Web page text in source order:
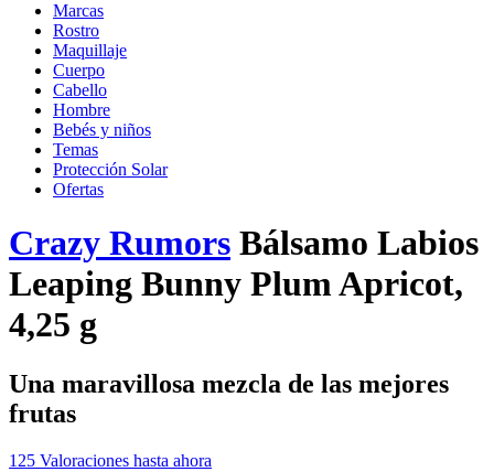
Marcas
Rostro
Maquillaje
Cuerpo
Cabello
Hombre
Bebés y niños
Temas
Protección Solar
Ofertas
Crazy Rumors Bálsamo Labios
Leaping Bunny Plum Apricot,
4,25 g
Una maravillosa mezcla de las mejores
frutas
125 Valoraciones hasta ahora